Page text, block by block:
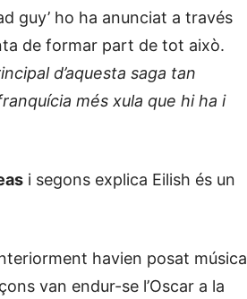
guy’ ho ha anunciat a través
de formar part de tot això.
d’aquesta saga tan
més xula que hi ha i
i segons explica Eilish és un
havien posat música
van endur-se l’Oscar a la